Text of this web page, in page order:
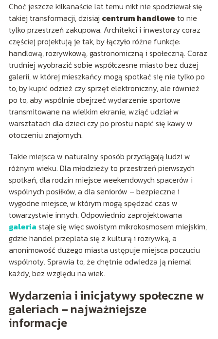
Choć jeszcze kilkanaście lat temu nikt nie spodziewał się
takiej transformacji, dzisiaj centrum handlowe to nie
tylko przestrzeń zakupowa. Architekci i inwestorzy coraz
częściej projektują je tak, by łączyło różne funkcje:
handlową, rozrywkową, gastronomiczną i społeczną. Coraz
trudniej wyobrazić sobie współczesne miasto bez dużej
galerii, w której mieszkańcy mogą spotkać się nie tylko po
to, by kupić odzież czy sprzęt elektroniczny, ale również
po to, aby wspólnie obejrzeć wydarzenie sportowe
transmitowane na wielkim ekranie, wziąć udział w
warsztatach dla dzieci czy po prostu napić się kawy w
otoczeniu znajomych.
Takie miejsca w naturalny sposób przyciągają ludzi w
różnym wieku. Dla młodzieży to przestrzeń pierwszych
spotkań, dla rodzin miejsce weekendowych spacerów i
wspólnych posiłków, a dla seniorów – bezpieczne i
wygodne miejsce, w którym mogą spędzać czas w
towarzystwie innych. Odpowiednio zaprojektowana
galeria staje się więc swoistym mikrokosmosem miejskim,
gdzie handel przeplata się z kulturą i rozrywką, a
anonimowość dużego miasta ustępuje miejsca poczuciu
wspólnoty. Sprawia to, że chętnie odwiedza ją niemal
każdy, bez względu na wiek.
Wydarzenia i inicjatywy społeczne w
galeriach – najważniejsze
informacje